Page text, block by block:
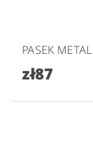
PASEK
zł87